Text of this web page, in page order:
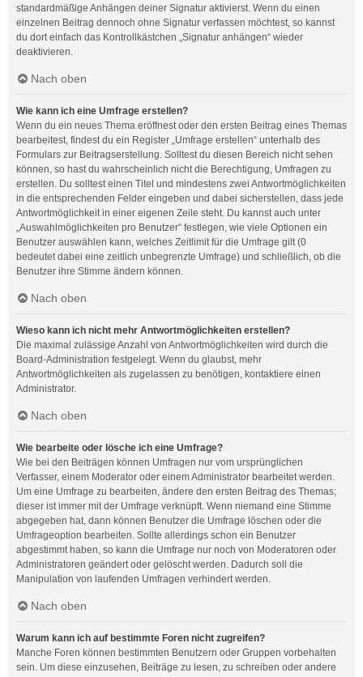
standardmäßige Anhängen deiner Signatur aktivierst. Wenn du einen
einzelnen Beitrag dennoch ohne Signatur verfassen möchtest, so kannst
du dort einfach das Kontrollkästchen „Signatur anhängen“ wieder
deaktivieren.
Nach oben
Wie kann ich eine Umfrage erstellen?
Wenn du ein neues Thema eröffnest oder den ersten Beitrag eines Themas
bearbeitest, findest du ein Register „Umfrage erstellen“ unterhalb des
Formulars zur Beitragserstellung. Solltest du diesen Bereich nicht sehen
können, so hast du wahrscheinlich nicht die Berechtigung, Umfragen zu
erstellen. Du solltest einen Titel und mindestens zwei Antwortmöglichkeiten
in die entsprechenden Felder eingeben und dabei sicherstellen, dass jede
Antwortmöglichkeit in einer eigenen Zeile steht. Du kannst auch unter
„Auswahlmöglichkeiten pro Benutzer“ festlegen, wie viele Optionen ein
Benutzer auswählen kann, welches Zeitlimit für die Umfrage gilt (0
bedeutet dabei eine zeitlich unbegrenzte Umfrage) und schließlich, ob die
Benutzer ihre Stimme ändern können.
Nach oben
Wieso kann ich nicht mehr Antwortmöglichkeiten erstellen?
Die maximal zulässige Anzahl von Antwortmöglichkeiten wird durch die
Board-Administration festgelegt. Wenn du glaubst, mehr
Antwortmöglichkeiten als zugelassen zu benötigen, kontaktiere einen
Administrator.
Nach oben
Wie bearbeite oder lösche ich eine Umfrage?
Wie bei den Beiträgen können Umfragen nur vom ursprünglichen
Verfasser, einem Moderator oder einem Administrator bearbeitet werden.
Um eine Umfrage zu bearbeiten, ändere den ersten Beitrag des Themas;
dieser ist immer mit der Umfrage verknüpft. Wenn niemand eine Stimme
abgegeben hat, dann können Benutzer die Umfrage löschen oder die
Umfrageoption bearbeiten. Sollte allerdings schon ein Benutzer
abgestimmt haben, so kann die Umfrage nur noch von Moderatoren oder
Administratoren geändert oder gelöscht werden. Dadurch soll die
Manipulation von laufenden Umfragen verhindert werden.
Nach oben
Warum kann ich auf bestimmte Foren nicht zugreifen?
Manche Foren können bestimmten Benutzern oder Gruppen vorbehalten
sein. Um diese einzusehen, Beiträge zu lesen, zu schreiben oder andere